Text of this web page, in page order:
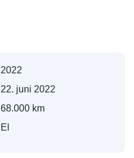
2022
22. juni 2022
68.000 km
El